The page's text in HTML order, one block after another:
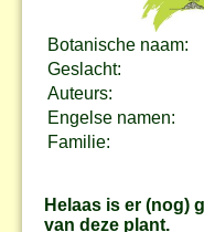
Botanische naam:
Geslacht:
Auteurs:
Engelse namen:
Familie:
Helaas is er (nog)
van deze plant.